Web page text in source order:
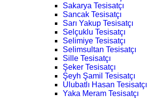
Sakarya Tesisatçı
Sancak Tesisatçı
Sarı Yakup Tesisatçı
Selçuklu Tesisatçı
Selimiye Tesisatçı
Selimsultan Tesisatçı
Sille Tesisatçı
Şeker Tesisatçı
Şeyh Şamil Tesisatçı
Ulubatlı Hasan Tesisatçı
Yaka Meram Tesisatçı